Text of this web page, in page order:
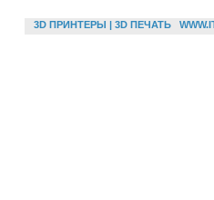
3D ПРИНТЕРЫ | 3D ПЕЧАТЬ